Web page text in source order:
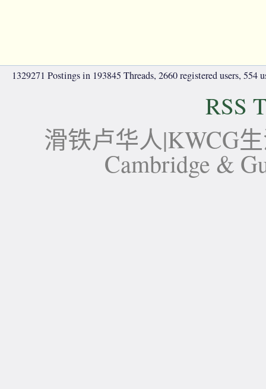
1329271 Postings in 193845 Threads, 2660 registered users, 554
RSS
滑铁卢华人|KWCG
Cambridge &